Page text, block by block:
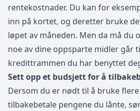
rentekostnader. Du kan for
inn på kortet, og deretter bruke
løpet av måneden. Men da må du
noe av dine oppsparte midler går
kredittrammen du har benyttet
Sett opp et budsjett for å
Dersom du er nødt til å bruke
tilbakebetale pengene du lånte,